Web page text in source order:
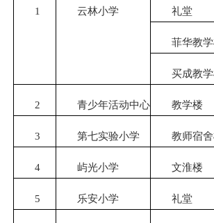
1 云林小学 礼堂
菲华教学
买成教学
2 青少年活动中心 教学楼
3 第七实验小学 教师宿舍
4 屿光小学 文淮楼
5 乐安小学 礼堂